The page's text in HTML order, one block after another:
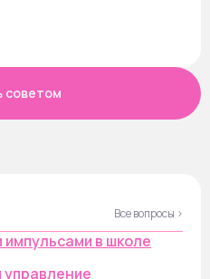
советом
Все вопросы ›
в школе
управление